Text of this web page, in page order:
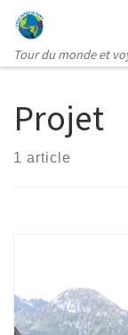
Passer au contenu
Tour du monde et
Projet
1 article